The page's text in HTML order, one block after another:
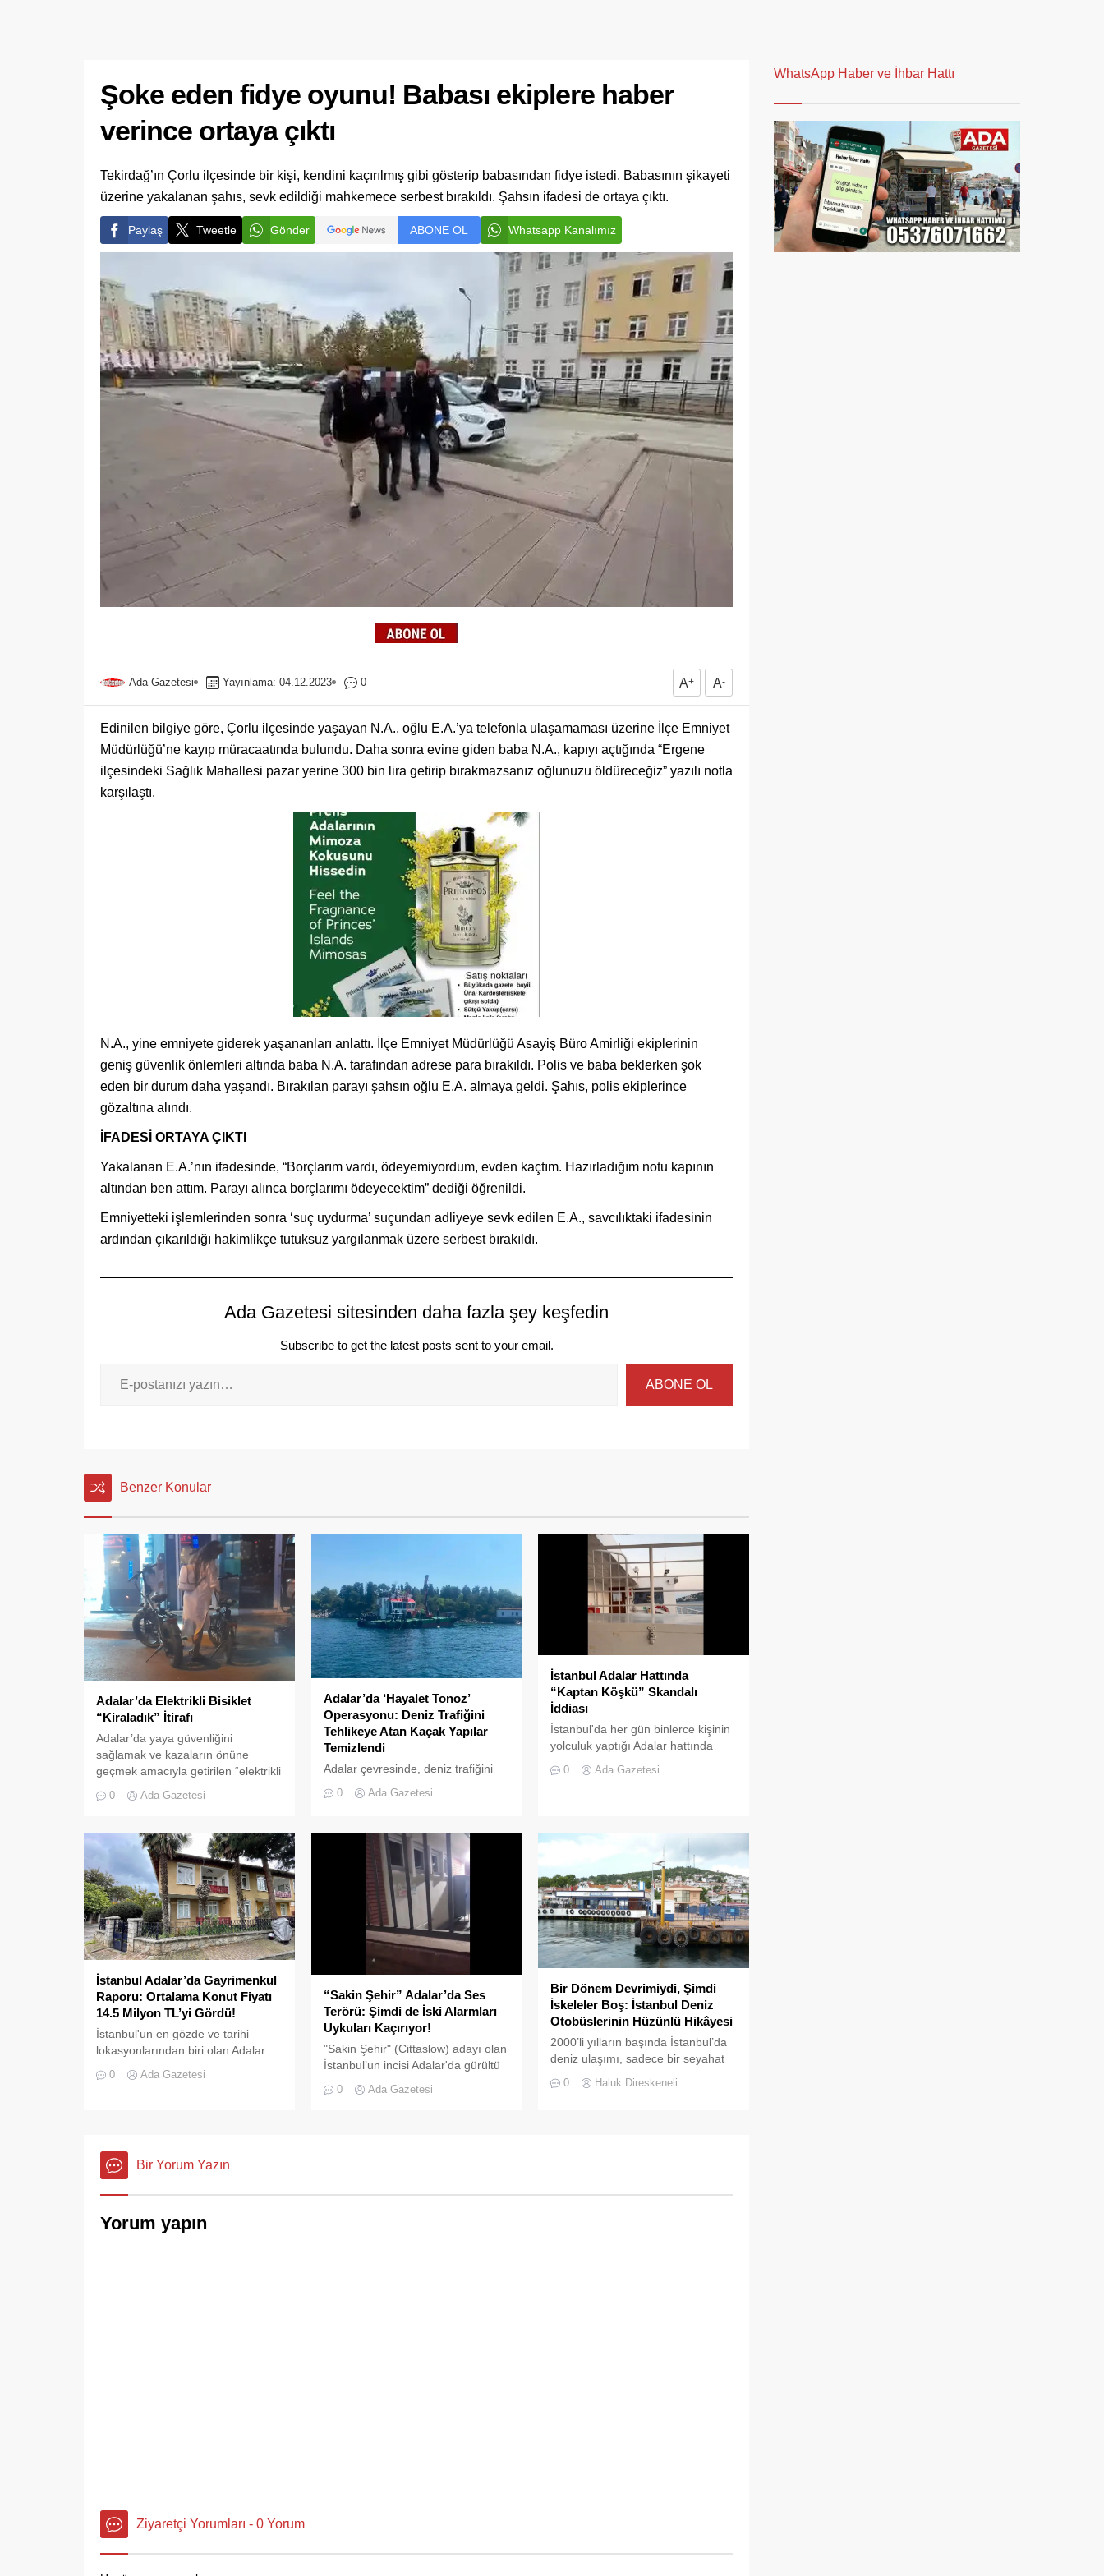
Şoke eden fidye oyunu! Babası ekiplere haber
verince ortaya çıktı
Tekirdağ’ın Çorlu ilçesinde bir kişi, kendini kaçırılmış gibi gösterip babasından fidye istedi. Babasının şikayeti
üzerine yakalanan şahıs, sevk edildiği mahkemece serbest bırakıldı. Şahsın ifadesi de ortaya çıktı.
Paylaş Tweetle Gönder ABONE OL Whatsapp Kanalımız
Ada Gazetesi Yayınlama: 04.12.2023 0 A+ A-
Edinilen bilgiye göre, Çorlu ilçesinde yaşayan N.A., oğlu E.A.’ya telefonla ulaşamaması üzerine İlçe Emniyet
Müdürlüğü’ne kayıp müracaatında bulundu. Daha sonra evine giden baba N.A., kapıyı açtığında “Ergene
ilçesindeki Sağlık Mahallesi pazar yerine 300 bin lira getirip bırakmazsanız oğlunuzu öldüreceğiz” yazılı notla
karşılaştı.
N.A., yine emniyete giderek yaşananları anlattı. İlçe Emniyet Müdürlüğü Asayiş Büro Amirliği ekiplerinin
geniş güvenlik önlemleri altında baba N.A. tarafından adrese para bırakıldı. Polis ve baba beklerken şok
eden bir durum daha yaşandı. Bırakılan parayı şahsın oğlu E.A. almaya geldi. Şahıs, polis ekiplerince
gözaltına alındı.
İFADESİ ORTAYA ÇIKTI
Yakalanan E.A.’nın ifadesinde, “Borçlarım vardı, ödeyemiyordum, evden kaçtım. Hazırladığım notu kapının
altından ben attım. Parayı alınca borçlarımı ödeyecektim” dediği öğrenildi.
Emniyetteki işlemlerinden sonra ‘suç uydurma’ suçundan adliyeye sevk edilen E.A., savcılıktaki ifadesinin
ardından çıkarıldığı hakimlikçe tutuksuz yargılanmak üzere serbest bırakıldı.
Ada Gazetesi sitesinden daha fazla şey keşfedin
Subscribe to get the latest posts sent to your email.
ABONE OL
Benzer Konular
Adalar’da Elektrikli Bisiklet
“Kiraladık” İtirafı
Adalar’da yaya güvenliğini
sağlamak ve kazaların önüne
geçmek amacıyla getirilen “elektrikli
bisiklet kiralama yasağı” adeta hiçe
sayılıyor. Kameralara yansıyan son
denetimlerin yetersiz kaldığını bir
kez daha gözler önüne serdi.
Adalar’da UKOME (Ulaşım
Koordinasyon Merkezi) kararları
doğrultusunda ticari amaçlı elektrikli
bisiklet ve scooter kiralama
faaliyetleri yasaklanmış durumda....
0 Ada Gazetesi
Adalar’da ‘Hayalet Tonoz’
Operasyonu: Deniz Trafiğini
Tehlikeye Atan Kaçak Yapılar
Temizlendi
Adalar çevresinde, deniz trafiğini
tehlikeye sokan ve çevre kirliliğine
neden olan usulsüz tonozlara
denetim operasyonu
gerçekleştirildi.
0 Ada Gazetesi
İstanbul Adalar Hattında
“Kaptan Köşkü” Skandalı
İddiası
İstanbul'da her gün binlerce kişinin
yolculuk yaptığı Adalar hattında
da pes" dedirtti
0 Ada Gazetesi
İstanbul Adalar’da Gayrimenkul
Raporu: Ortalama Konut Fiyatı
14.5 Milyon TL’yi Gördü!
İstanbul'un en gözde ve tarihi
lokasyonlarından biri olan Adalar
piyasasındaki hareketlilik dikkat
0 Ada Gazetesi
“Sakin Şehir” Adalar’da Ses
Terörü: Şimdi de İski Alarmları
Uykuları Kaçırıyor!
"Sakin Şehir" (Cittaslow) adayı olan
İstanbul’un incisi Adalar'da gürültü
0 Ada Gazetesi
Bir Dönem Devrimiydi, Şimdi
İskeleler Boş: İstanbul Deniz
Otobüslerinin Hüzünlü Hikâyesi
2000’li yılların başında İstanbul’da
deniz ulaşımı, sadece bir seyahat
aracı değil; Adalar ile kent merkezi
arasında kurulan tıkır tıkır işleyen,
0 Haluk Direskeneli
Bir Yorum Yazın
Yorum yapın
Ziyaretçi Yorumları - 0 Yorum
WhatsApp Haber ve İhbar Hattı